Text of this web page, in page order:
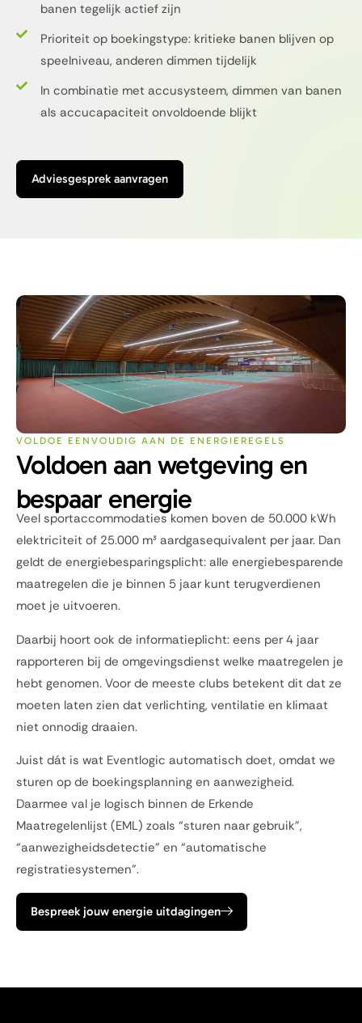
banen tegelijk actief zijn
Prioriteit op boekingstype: kritieke banen blijven op
speelniveau, anderen dimmen tijdelijk
In combinatie met accusysteem, dimmen van banen
als accucapaciteit onvoldoende blijkt
Adviesgesprek aanvragen
VOLDOE EENVOUDIG AAN DE ENERGIEREGELS
Voldoen aan wetgeving en
bespaar energie
Veel sportaccommodaties komen boven de 50.000 kWh
elektriciteit of 25.000 m³ aardgasequivalent per jaar. Dan
geldt de energiebesparingsplicht: alle energiebesparende
maatregelen die je binnen 5 jaar kunt terugverdienen
moet je uitvoeren.
Daarbij hoort ook de informatieplicht: eens per 4 jaar
rapporteren bij de omgevingsdienst welke maatregelen je
hebt genomen. Voor de meeste clubs betekent dit dat ze
moeten laten zien dat verlichting, ventilatie en klimaat
niet onnodig draaien.
Juist dát is wat Eventlogic automatisch doet, omdat we
sturen op de boekingsplanning en aanwezigheid.
Daarmee val je logisch binnen de Erkende
Maatregelenlijst (EML) zoals “sturen naar gebruik”,
“aanwezigheidsdetectie” en “automatische
registratiesystemen”.
Bespreek jouw energie uitdagingen